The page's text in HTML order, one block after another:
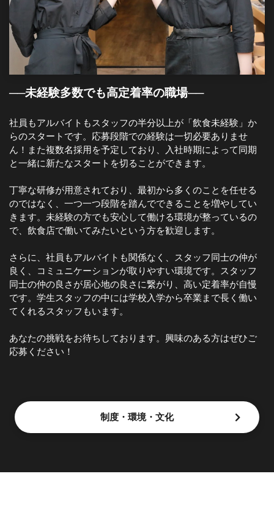
──未経験多数でも高定着率の職場──
社員もアルバイトもスタッフの半分以上が「飲食未経験」か
らのスタートです。応募段階での経験は一切必要ありませ
ん！また複数名採用を予定しており、入社時期によって同期
と一緒に新たなスタートを切ることができます。
丁寧な研修が用意されており、最初から多くのことを任せる
のではなく、一つ一つ段階を踏んでできることを増やしてい
きます。未経験の方でも安心して働ける環境が整っているの
で、飲食店で働いてみたいという方を歓迎します。
さらに、社員もアルバイトも関係なく、スタッフ同士の仲が
良く、コミュニケーションが取りやすい環境です。スタッフ
同士の仲の良さが居心地の良さに繋がり、高い定着率が自慢
です。学生スタッフの中には学校入学から卒業まで長く働い
てくれるスタッフもいます。
あなたの挑戦をお待ちしております。興味のある方はぜひご
応募ください！
制度・環境・文化